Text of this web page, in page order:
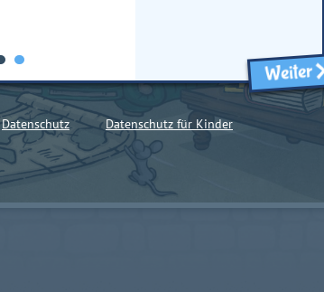
Weiter
Datenschutz Datenschutz für Kinder